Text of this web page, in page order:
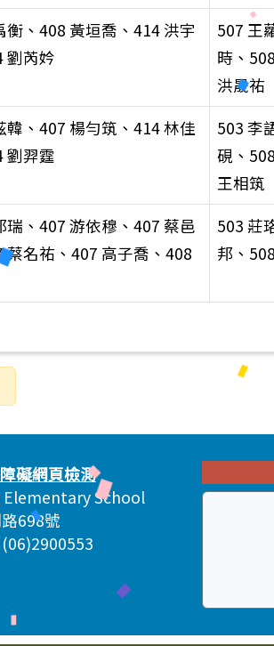
、408 黃垣喬、414 洪宇
劉芮妗
507 王
時、
洪晟祐
、407 楊勻筑、414 林佳
劉羿霆
503 李
硯、
王相筑
、407 游依穆、407 蔡邑
名祐、407 高子喬、408
503 莊
邦、508
School
698號